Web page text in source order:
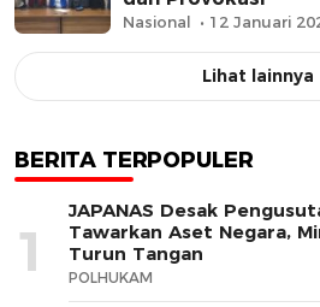
Nasional 12 Januari
Lihat lainnya
BERITA TERPOPULER
1
JAPANAS Desak
Tawarkan Aset Negara,
Turun Tangan
POLHUKAM